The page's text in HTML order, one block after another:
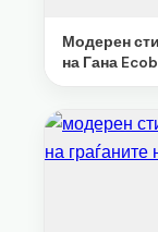
Модерен
на Гана